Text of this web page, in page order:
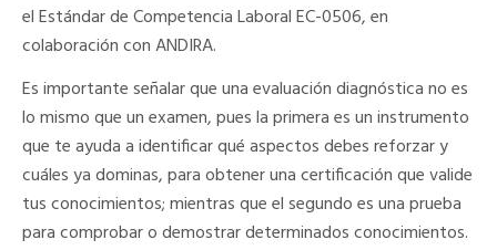
el Estándar de Competencia Laboral EC-0506, en
colaboración con ANDIRA.
Es importante señalar que una evaluación diagnóstica no es
lo mismo que un examen, pues la primera es un instrumento
que te ayuda a identificar qué aspectos debes reforzar y
cuáles ya dominas, para obtener una certificación que valide
tus conocimientos; mientras que el segundo es una prueba
para comprobar o demostrar determinados conocimientos.